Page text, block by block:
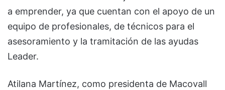
a emprender, ya que cuentan con el apoyo de un
equipo de profesionales, de técnicos para el
asesoramiento y la tramitación de las ayudas
Leader.
Atilana Martínez, como presidenta de Macovall